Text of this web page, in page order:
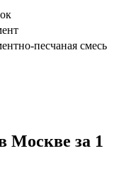
песчаная смесь
за 1